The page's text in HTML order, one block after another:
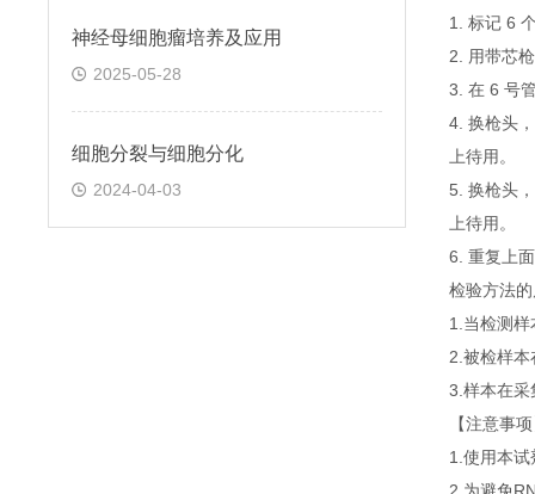
神经母细胞瘤培养及应用
2025-05-28
细胞分裂与细胞分化
2024-04-03
1. 标记 6
2. 用带芯
3. 在 6 号
4. 换枪头
上待用。
5. 换枪头
上待用。
6. 重复上
检验方法
1.当检测
2.被检样
3.样本在采
【注意事
1.使用本